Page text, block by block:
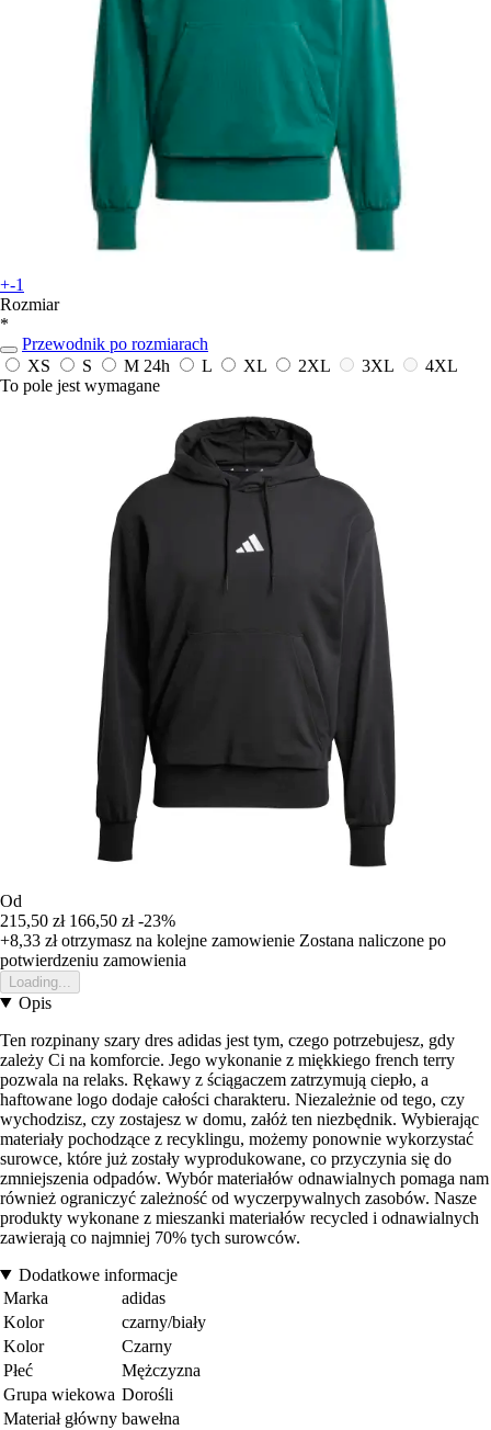
+-1
Rozmiar
*
Przewodnik po rozmiarach
XS
S M 24h L XL 2XL 3XL
4XL
To pole jest wymagane
Od
215,50 zł 166,50 zł -23%
+8,33 złotrzymasz na kolejne zamowienie Zostana naliczone po
potwierdzeniu zamowienia
Loading...
Opis
Ten rozpinany szary dres adidas jest tym, czego potrzebujesz, gdy
zależy Ci na komforcie. Jego wykonanie z miękkiego french terry
pozwala na relaks. Rękawy z ściągaczem zatrzymują ciepło, a
haftowane logo dodaje całości charakteru. Niezależnie od tego, czy
wychodzisz, czy zostajesz w domu, załóż ten niezbędnik. Wybierając
materiały pochodzące z recyklingu, możemy ponownie wykorzystać
surowce, które już zostały wyprodukowane, co przyczynia się do
zmniejszenia odpadów. Wybór materiałów odnawialnych pomaga nam
również ograniczyć zależność od wyczerpywalnych zasobów. Nasze
produkty wykonane z mieszanki materiałów recycled i odnawialnych
zawierają co najmniej 70% tych surowców.
Dodatkowe informacje
Marka
adidas
Kolor
czarny/biały
Kolor
Czarny
Płeć
Mężczyzna
Grupa wiekowa Dorośli
Materiał główny bawełna